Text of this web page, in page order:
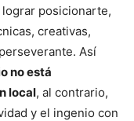
posicionarte,
creativas,
Así
no está
local, al contrario,
y el ingenio con